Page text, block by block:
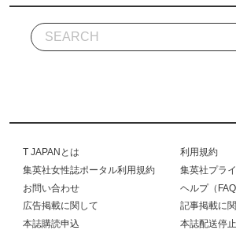
T JAPANとは
利用規約
集英社女性誌ポータル利用規約
集英社プラ
お問い合わせ
ヘルプ（FAQ
広告掲載に関して
記事掲載に
本誌購読申込
本誌配送停